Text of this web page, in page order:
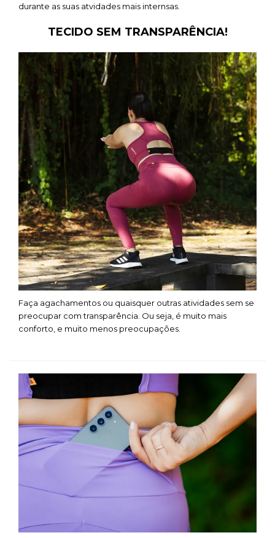
durante as suas atvidades mais internsas.
TECIDO SEM TRANSPARÊNCIA!
Faça agachamentos ou quaisquer outras atividades sem se
preocupar com transparência. Ou seja, é muito mais
conforto, e muito menos preocupações.